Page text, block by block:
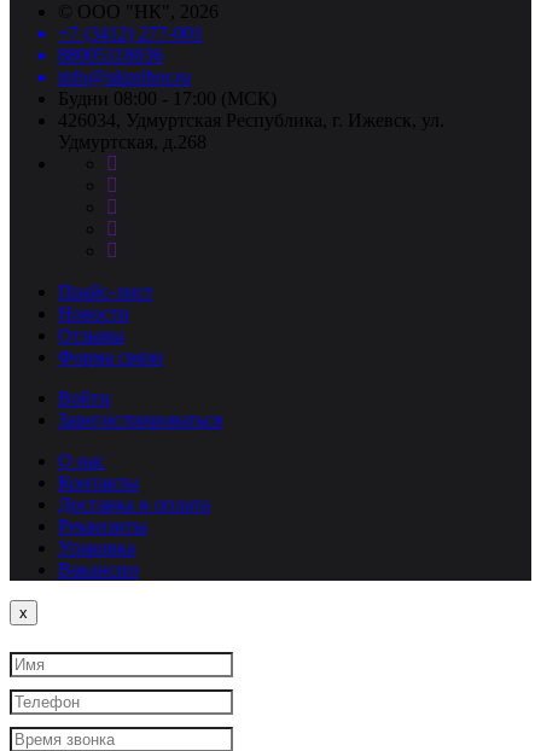
© ООО "НК", 2026
+7 (3412) 277-001
88005118036
info@nkpribor.ru
Будни 08:00 - 17:00 (МСК)
426034, Удмуртская Республика, г. Ижевск, ул.
Удмуртская, д.268
Прайс-лист
Новости
Отзывы
Форма связи
Войти
Зарегистрироваться
О нас
Контакты
Доставка и оплата
Реквизиты
Упаковка
Вакансии
x